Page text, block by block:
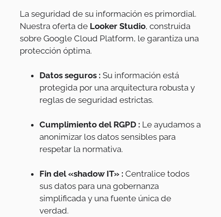
La seguridad de su información es primordial.
Nuestra oferta de Looker Studio, construida
sobre Google Cloud Platform, le garantiza una
protección óptima.
Datos seguros : Su información está
protegida por una arquitectura robusta y
reglas de seguridad estrictas.
Cumplimiento del RGPD : Le ayudamos a
anonimizar los datos sensibles para
respetar la normativa.
Fin del «shadow IT» : Centralice todos
sus datos para una gobernanza
simplificada y una fuente única de
verdad.